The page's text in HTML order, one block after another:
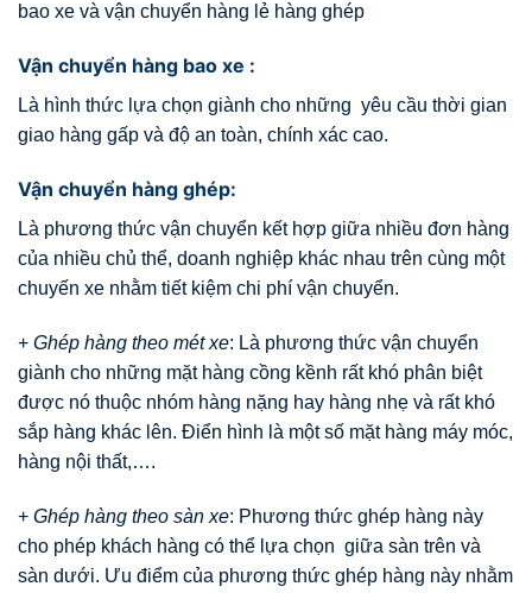
bao xe và vận chuyển hàng lẻ hàng ghép
Vận chuyển hàng bao xe :
Là hình thức lựa chọn giành cho những yêu cầu thời gian
giao hàng gấp và độ an toàn, chính xác cao.
Vận chuyển hàng ghép:
Là phương thức vận chuyển kết hợp giữa nhiều đơn hàng
của nhiều chủ thể, doanh nghiệp khác nhau trên cùng một
chuyến xe nhằm tiết kiệm chi phí vận chuyển.
+ Ghép hàng theo mét xe: Là phương thức vận chuyển
giành cho những mặt hàng cồng kềnh rất khó phân biệt
được nó thuộc nhóm hàng nặng hay hàng nhẹ và rất khó
sắp hàng khác lên. Điển hình là một số mặt hàng máy móc,
hàng nội thất,….
+ Ghép hàng theo sàn xe: Phương thức ghép hàng này
cho phép khách hàng có thể lựa chọn giữa sàn trên và
sàn dưới. Ưu điểm của phương thức ghép hàng này nhằm